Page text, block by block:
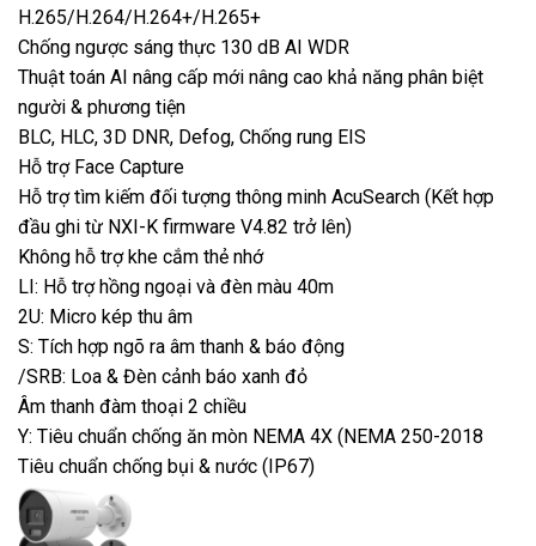
H.265/H.264/H.264+/H.265+
Chống ngược sáng thực 130 dB AI WDR
Thuật toán AI nâng cấp mới nâng cao khả năng phân biệt
người & phương tiện
BLC, HLC, 3D DNR, Defog, Chống rung EIS
Hỗ trợ Face Capture
Hỗ trợ tìm kiếm đối tượng thông minh AcuSearch (Kết hợp
đầu ghi từ NXI-K firmware V4.82 trở lên)
Không hỗ trợ khe cắm thẻ nhớ
LI: Hỗ trợ hồng ngoại và đèn màu 40m
2U: Micro kép thu âm
S: Tích hợp ngõ ra âm thanh & báo động
/SRB: Loa & Đèn cảnh báo xanh đỏ
Âm thanh đàm thoại 2 chiều
Y: Tiêu chuẩn chống ăn mòn NEMA 4X (NEMA 250-2018
Tiêu chuẩn chống bụi & nước (IP67)